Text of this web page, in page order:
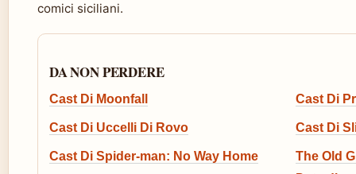
comici siciliani.
DA NON PERDERE
Cast Di Moonfall Cast Di
Cast Di Uccelli Di Rovo Cast Di
Cast Di Spider-man: No Way Home
The Old